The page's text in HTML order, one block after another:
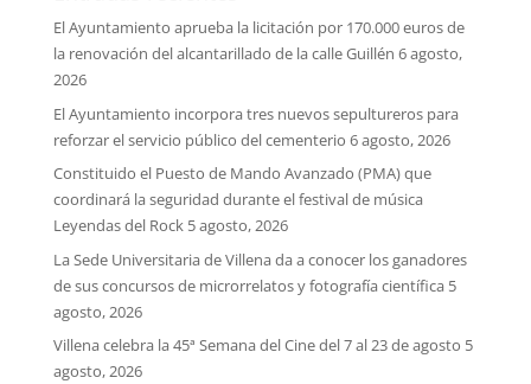
El Ayuntamiento aprueba la licitación por 170.000 euros de
la renovación del alcantarillado de la calle Guillén 6 agosto,
2026
El Ayuntamiento incorpora tres nuevos sepultureros para
reforzar el servicio público del cementerio 6 agosto, 2026
Constituido el Puesto de Mando Avanzado (PMA) que
coordinará la seguridad durante el festival de música
Leyendas del Rock 5 agosto, 2026
La Sede Universitaria de Villena da a conocer los ganadores
de sus concursos de microrrelatos y fotografía científica 5
agosto, 2026
Villena celebra la 45ª Semana del Cine del 7 al 23 de agosto 5
agosto, 2026